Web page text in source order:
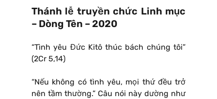
Thánh lễ truyền chức Linh mục
– Dòng Tên – 2020
“Tình yêu Đức Kitô thúc bách chúng tôi”
(2Cr 5,14)
“Nếu không có tình yêu, mọi thứ đều trở
nên tầm thường.” Câu nói này dường như